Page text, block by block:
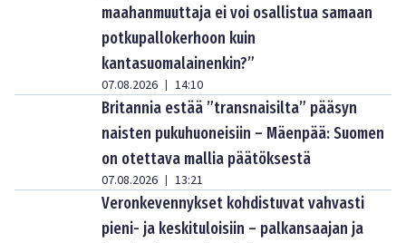
maahanmuuttaja ei voi osallistua samaan
potkupallokerhoon kuin
kantasuomalainenkin?”
07.08.2026 | 14:10
Britannia estää ”transnaisilta” pääsyn
naisten pukuhuoneisiin – Mäenpää: Suomen
on otettava mallia päätöksestä
07.08.2026 | 13:21
Veronkevennykset kohdistuvat vahvasti
pieni- ja keskituloisiin – palkansaajan ja